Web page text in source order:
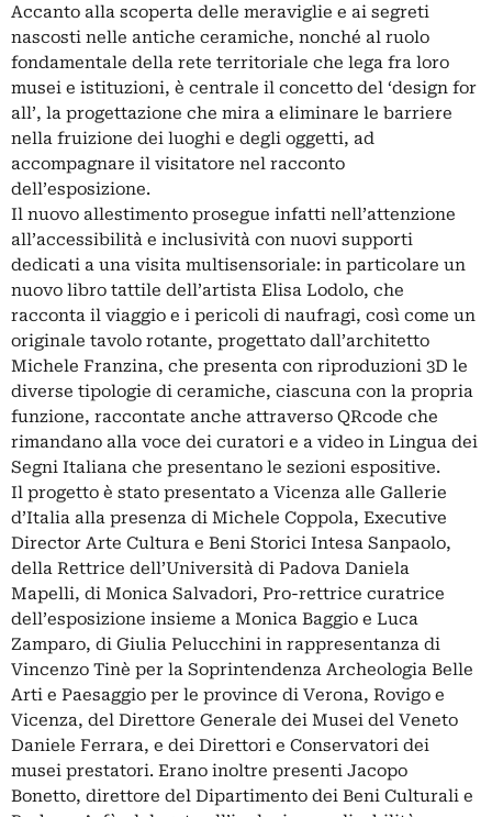
Accanto alla scoperta delle meraviglie e ai segreti
nascosti nelle antiche ceramiche, nonché al ruolo
fondamentale della rete territoriale che lega fra loro
musei e istituzioni, è centrale il concetto del ‘design for
all’, la progettazione che mira a eliminare le barriere
nella fruizione dei luoghi e degli oggetti, ad
accompagnare il visitatore nel racconto
dell’esposizione.
Il nuovo allestimento prosegue infatti nell’attenzione
all’accessibilità e inclusività con nuovi supporti
dedicati a una visita multisensoriale: in particolare un
nuovo libro tattile dell’artista Elisa Lodolo, che
racconta il viaggio e i pericoli di naufragi, così come un
originale tavolo rotante, progettato dall’architetto
Michele Franzina, che presenta con riproduzioni 3D le
diverse tipologie di ceramiche, ciascuna con la propria
funzione, raccontate anche attraverso QRcode che
rimandano alla voce dei curatori e a video in Lingua dei
Segni Italiana che presentano le sezioni espositive.
Il progetto è stato presentato a Vicenza alle Gallerie
d’Italia alla presenza di Michele Coppola, Executive
Director Arte Cultura e Beni Storici Intesa Sanpaolo,
della Rettrice dell’Università di Padova Daniela
Mapelli, di Monica Salvadori, Pro-rettrice curatrice
dell’esposizione insieme a Monica Baggio e Luca
Zamparo, di Giulia Pelucchini in rappresentanza di
Vincenzo Tinè per la Soprintendenza Archeologia Belle
Arti e Paesaggio per le province di Verona, Rovigo e
Vicenza, del Direttore Generale dei Musei del Veneto
Daniele Ferrara, e dei Direttori e Conservatori dei
musei prestatori. Erano inoltre presenti Jacopo
Bonetto, direttore del Dipartimento dei Beni Culturali e